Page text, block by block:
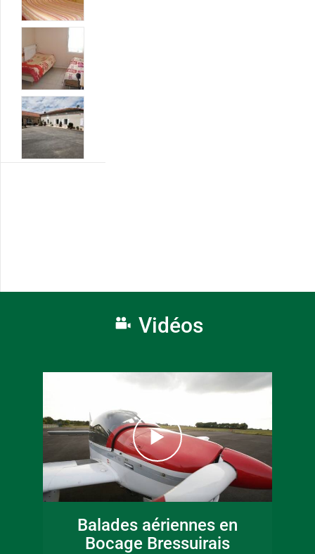
Vidéos
Balades aériennes en
Bocage Bressuirais